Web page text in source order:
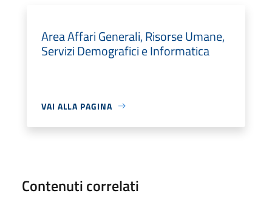
Area Affari Generali, Risorse Umane,
Servizi Demografici e Informatica
VAI ALLA PAGINA
Contenuti correlati